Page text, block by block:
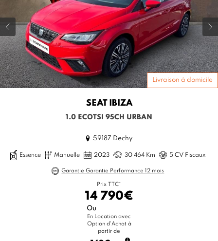
Livraison à domicile
SEAT IBIZA
1.0 ECOTSI 95CH URBAN
59187 Dechy
Essence Manuelle 2023 30 464 Km 5 CV Fiscaux
Garantie Garantie Performance 12 mois
Prix TTC*
14 790€
Ou
En Location avec
Option d'Achat à
partir de